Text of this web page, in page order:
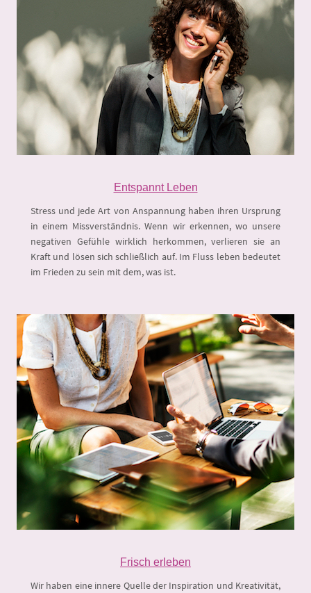
Entspannt Leben
Stress und jede Art von Anspannung haben ihren Ursprung
in einem Missverständnis. Wenn wir erkennen, wo unsere
negativen Gefühle wirklich herkommen, verlieren sie an
Kraft und lösen sich schließlich auf. Im Fluss leben bedeutet
im Frieden zu sein mit dem, was ist.
Frisch erleben
Wir haben eine innere Quelle der Inspiration und Kreativität,